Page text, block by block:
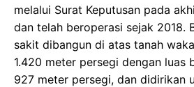
melalui Surat Keputusan pada
dan telah beroperasi sejak 2018.
sakit dibangun di atas tanah
1.420 meter persegi dengan luas
927 meter persegi, dan didirikan